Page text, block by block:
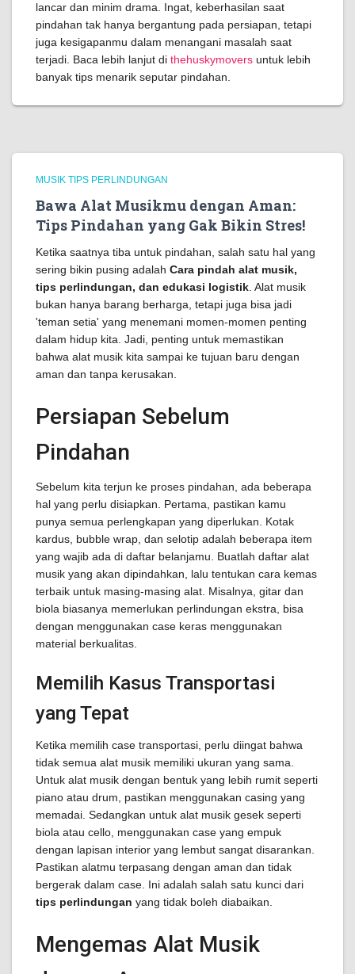
lancar dan minim drama. Ingat, keberhasilan saat
pindahan tak hanya bergantung pada persiapan, tetapi
juga kesigapanmu dalam menangani masalah saat
terjadi. Baca lebih lanjut di thehuskymovers untuk lebih
banyak tips menarik seputar pindahan.
MUSIK TIPS PERLINDUNGAN
Bawa Alat Musikmu dengan Aman:
Tips Pindahan yang Gak Bikin Stres!
Ketika saatnya tiba untuk pindahan, salah satu hal yang
sering bikin pusing adalah Cara pindah alat musik,
tips perlindungan, dan edukasi logistik . Alat musik
bukan hanya barang berharga, tetapi juga bisa jadi
'teman setia' yang menemani momen-momen penting
dalam hidup kita. Jadi, penting untuk memastikan
bahwa alat musik kita sampai ke tujuan baru dengan
aman dan tanpa kerusakan.
Persiapan Sebelum
Pindahan
Sebelum kita terjun ke proses pindahan, ada beberapa
hal yang perlu disiapkan. Pertama, pastikan kamu
punya semua perlengkapan yang diperlukan. Kotak
kardus, bubble wrap, dan selotip adalah beberapa item
yang wajib ada di daftar belanjamu. Buatlah daftar alat
musik yang akan dipindahkan, lalu tentukan cara kemas
terbaik untuk masing-masing alat. Misalnya, gitar dan
biola biasanya memerlukan perlindungan ekstra, bisa
dengan menggunakan case keras menggunakan
material berkualitas.
Memilih Kasus Transportasi
yang Tepat
Ketika memilih case transportasi, perlu diingat bahwa
tidak semua alat musik memiliki ukuran yang sama.
Untuk alat musik dengan bentuk yang lebih rumit seperti
piano atau drum, pastikan menggunakan casing yang
memadai. Sedangkan untuk alat musik gesek seperti
biola atau cello, menggunakan case yang empuk
dengan lapisan interior yang lembut sangat disarankan.
Pastikan alatmu terpasang dengan aman dan tidak
bergerak dalam case. Ini adalah salah satu kunci dari
tips perlindungan yang tidak boleh diabaikan.
Mengemas Alat Musik